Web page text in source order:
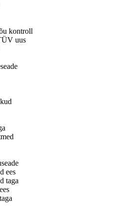
kontroll
uus
ees
taga